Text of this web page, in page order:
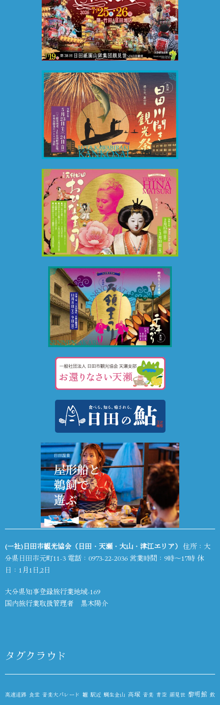
(一社)日田市観光協会（日田・天瀬・大山・津江エリア） 住所：大
分県日田市元町11-3 電話： 0973-22-2036 営業時間：9時～17時 休
日：1月1日,2日
大分県知事登録旅行業地域-169
国内旅行業取扱管理者 黒木陽介
タグクラウド
高速道路 食堂 音楽大パレード 雛 駅近 鯛生金山 高塚 音楽 青空 顔見世 黎明館 飲